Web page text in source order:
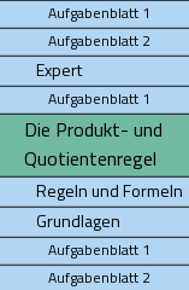
Aufgabenblatt 1
Aufgabenblatt 2
Expert
Aufgabenblatt 1
Die Produkt- und
Quotientenregel
Regeln und Formeln
Grundlagen
Aufgabenblatt 1
Aufgabenblatt 2